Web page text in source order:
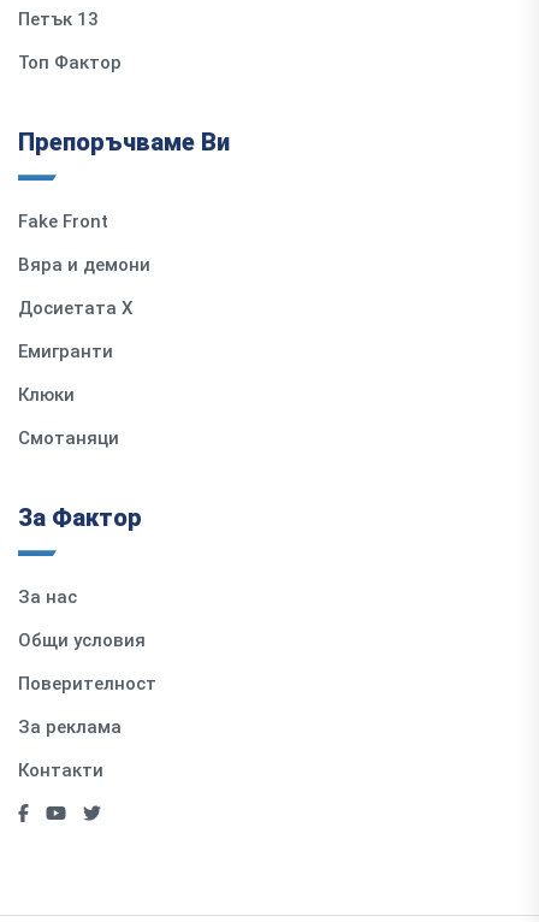
Петък 13
Топ Фактор
Препоръчваме Ви
Fake Front
Вяра и демони
Досиетата Х
Емигранти
Клюки
Смотаняци
За Фактор
За нас
Общи условия
Поверителност
За реклама
Контакти